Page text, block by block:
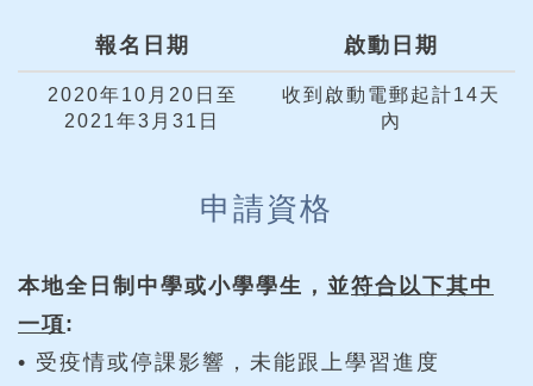
報名日期 啟動日期
2020年10月20日至
2021年3月31日
收到啟動電郵起計14天
內
申請資格
本地全日制中學或小學學生，並符合以下其中
一項:
• 受疫情或停課影響，未能跟上學習進度